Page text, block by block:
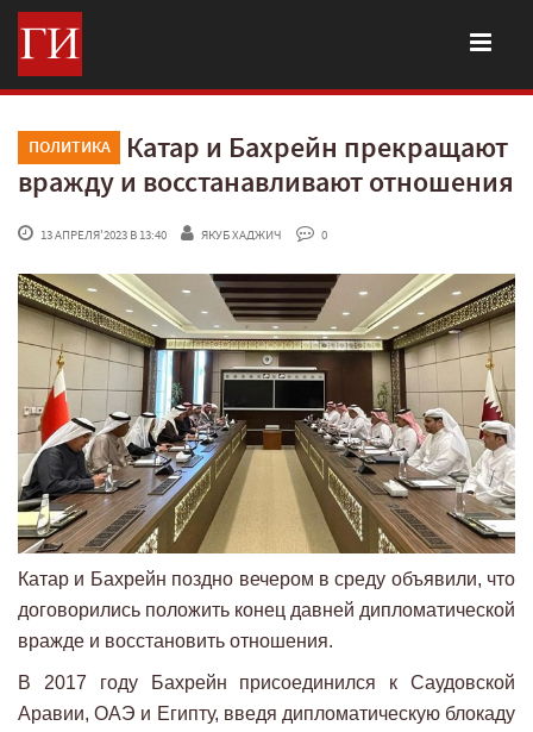
ПОЛИТИКА
Катар и Бахрейн прекращают
вражду и восстанавливают отношения
13 АПРЕЛЯ'2023 В 13:40 ЯКУБ ХАДЖИЧ 0
Катар и Бахрейн поздно вечером в среду объявили, что
договорились положить конец давней дипломатической
вражде и восстановить отношения.
В 2017 году Бахрейн присоединился к Саудовской
Аравии, ОАЭ и Египту, введя дипломатическую блокаду